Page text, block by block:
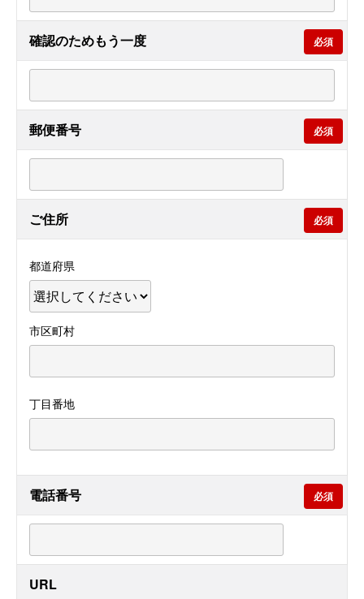
確認のためもう一度 必須
郵便番号 必須
ご住所 必須
都道府県
市区町村
丁目番地
電話番号 必須
URL